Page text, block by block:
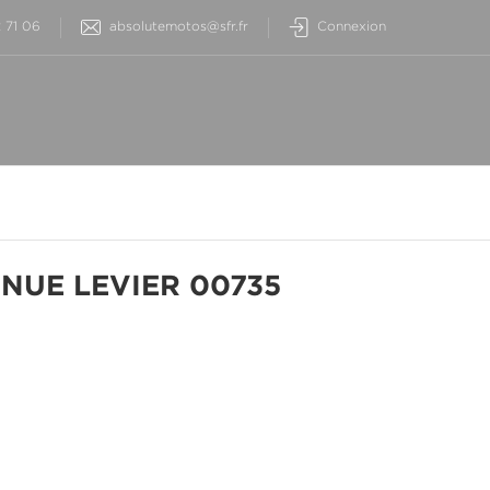
71 06 absolutemotos@sfr.fr Connexion
LEVIER 00735